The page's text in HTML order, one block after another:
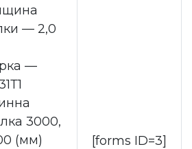
— 2,0
—
3000,
(мм)
[forms ID=3]